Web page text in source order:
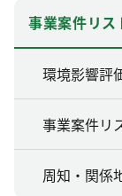
事業案件リス
環境影響評
事業案件リ
周知・関係